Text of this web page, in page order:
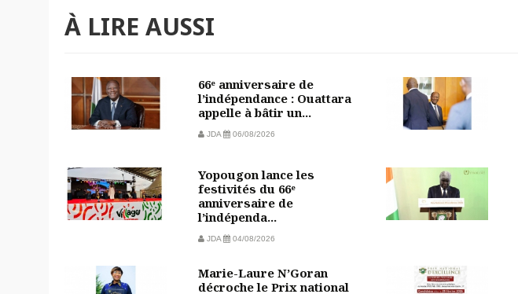
À LIRE AUSSI
66ᵉ anniversaire de
l’indépendance : Ouattara
appelle à bâtir un...
JDA 06/08/2026
Yopougon lance les
festivités du 66ᵉ
anniversaire de
l’indépenda...
JDA 04/08/2026
Marie-Laure N’Goran
décroche le Prix national